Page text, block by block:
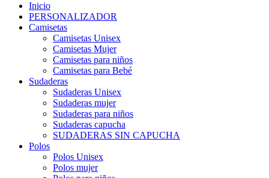
Inicio
PERSONALIZADOR
Camisetas
Camisetas Unisex
Camisetas Mujer
Camisetas para niños
Camisetas para Bebé
Sudaderas
Sudaderas Unisex
Sudaderas mujer
Sudaderas para niños
Sudaderas capucha
SUDADERAS SIN CAPUCHA
Polos
Polos Unisex
Polos mujer